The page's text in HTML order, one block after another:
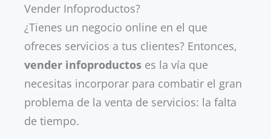
Vender Infoproductos?
¿Tienes un negocio online en el que
ofreces servicios a tus clientes? Entonces,
vender infoproductos es la vía que
necesitas incorporar para combatir el gran
problema de la venta de servicios: la falta
de tiempo.